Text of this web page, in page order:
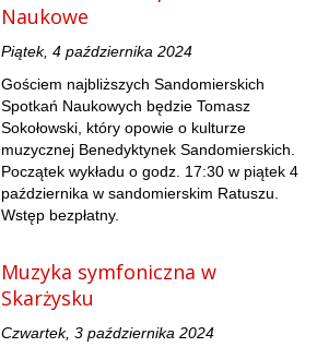
Naukowe
Piątek, 4 października 2024
Gościem najbliższych Sandomierskich
Spotkań Naukowych będzie Tomasz
Sokołowski, który opowie o kulturze
muzycznej Benedyktynek Sandomierskich.
Początek wykładu o godz. 17:30 w piątek 4
października w sandomierskim Ratuszu.
Wstęp bezpłatny.
Muzyka symfoniczna w
Skarżysku
Czwartek, 3 października 2024